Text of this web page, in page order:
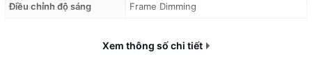
Điều chỉnh độ sáng Frame Dimming
600.000:1
Xem thông số chi tiết